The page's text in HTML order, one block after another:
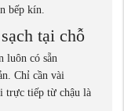
bếp kín.
tại chỗ
luôn có sẵn
Chỉ cần vài
trực tiếp từ chậu là